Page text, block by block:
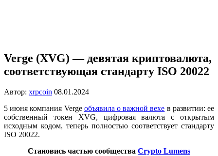
Verge (XVG) — девятая криптовалюта,
соответствующая стандарту ISO 20022
Автор: xrpcoin 08.01.2024
5 июня компания Verge объявила о важной вехе в развитии: ее
собственный токен XVG, цифровая валюта с открытым
исходным кодом, теперь полностью соответствует стандарту
ISO 20022.
Становись частью сообщества Crypto Lumens